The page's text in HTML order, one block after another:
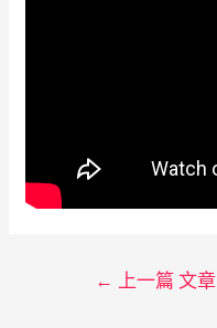
← 上一篇 文章